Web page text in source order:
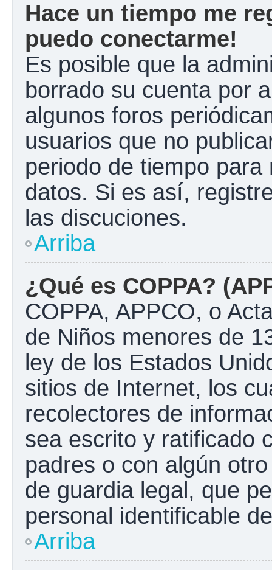
Hace un tiempo me
puedo conectarme!
Es posible que la
borrado su cuenta por
algunos foros
usuarios que no
periodo de tiempo
datos. Si es así,
las discuciones.
Arriba
¿Qué es COPPA?
COPPA, APPCO, o
de Niños menores de
ley de los Estados
sitios de Internet, los
recolectores de
sea escrito y ratificado
padres o con algún
de guardia legal, que
personal identificable
Arriba